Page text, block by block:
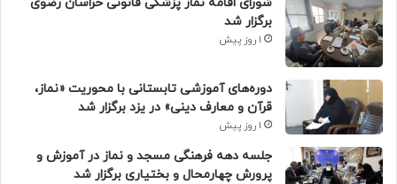
برگزار شد
1 روز پیش
دوره‌های آموزشی تابستانی با محوریت «نماز،
قرآن و معارف دینی» در یزد برگزار شد
1 روز پیش
جلسه دهه فرهنگی مسجد و نماز در آموزش و
پرورش چهارمحال و بختیاری برگزار شد